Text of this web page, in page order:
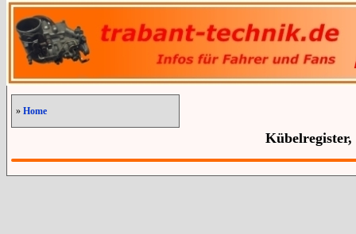
» Home
Kübelregister,